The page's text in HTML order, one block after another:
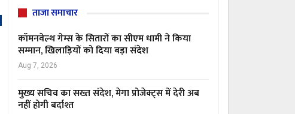
ताजा समाचार
कॉमनवेल्थ गेम्स के सितारों का सीएम धामी ने किया
सम्मान, खिलाड़ियों को दिया बड़ा संदेश
Aug 7, 2026
मुख्य सचिव का सख्त संदेश, मेगा प्रोजेक्ट्स में देरी अब
नहीं होगी बर्दाश्त